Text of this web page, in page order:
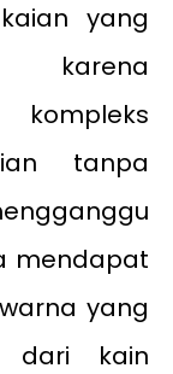
yang
karena
tanpa
mendapat
yang
dari kain